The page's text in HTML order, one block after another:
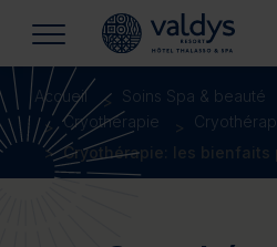
Accueil Soins Spa & beauté
Cryothérapie
Cryothérapie: les bienfaits